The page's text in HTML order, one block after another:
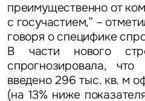
преимущественно от
с госучастием,” –
говоря о специфике
В части нового
спрогнозировала,
введено 296 тыс. кв. м
(на 13% ниже